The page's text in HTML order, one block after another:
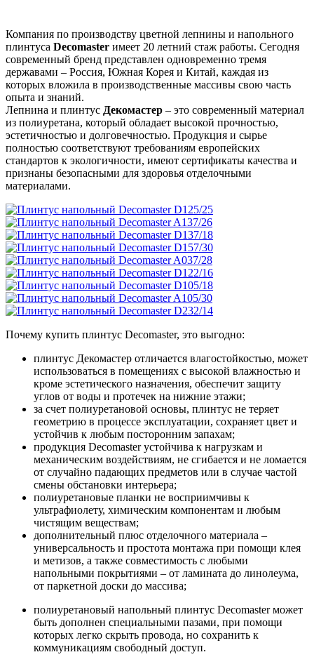
Компания по производству цветной лепнины и напольного
плинтуса Decomaster имеет 20 летний стаж работы. Сегодня
современный бренд представлен одновременно тремя
державами – Россия, Южная Корея и Китай, каждая из
которых вложила в производственные массивы свою часть
опыта и знаний.
Лепнина и плинтус Декомастер – это современный материал
из полиуретана, который обладает высокой прочностью,
эстетичностью и долговечностью. Продукция и сырье
полностью соответствуют требованиям европейских
стандартов к экологичности, имеют сертификаты качества и
признаны безопасными для здоровья отделочными
материалами.
Почему купить плинтус Decomaster, это выгодно:
плинтус Декомастер отличается влагостойкостью, может
использоваться в помещениях с высокой влажностью и
кроме эстетического назначения, обеспечит защиту
углов от воды и протечек на нижние этажи;
за счет полиуретановой основы, плинтус не теряет
геометрию в процессе эксплуатации, сохраняет цвет и
устойчив к любым посторонним запахам;
продукция Decomaster устойчива к нагрузкам и
механическим воздействиям, не сгибается и не ломается
от случайно падающих предметов или в случае частой
смены обстановки интерьера;
полиуретановые планки не восприимчивы к
ультрафиолету, химическим компонентам и любым
чистящим веществам;
дополнительный плюс отделочного материала –
универсальность и простота монтажа при помощи клея
и метизов, а также совместимость с любыми
напольными покрытиями – от ламината до линолеума,
от паркетной доски до массива;
полиуретановый напольный плинтус Decomaster может
быть дополнен специальными пазами, при помощи
которых легко скрыть провода, но сохранить к
коммуникациям свободный доступ.